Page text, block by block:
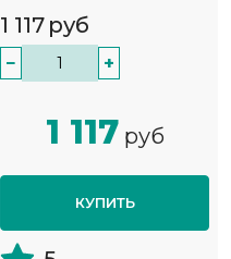
1 117 руб
− +
1 117 руб
КУПИТЬ